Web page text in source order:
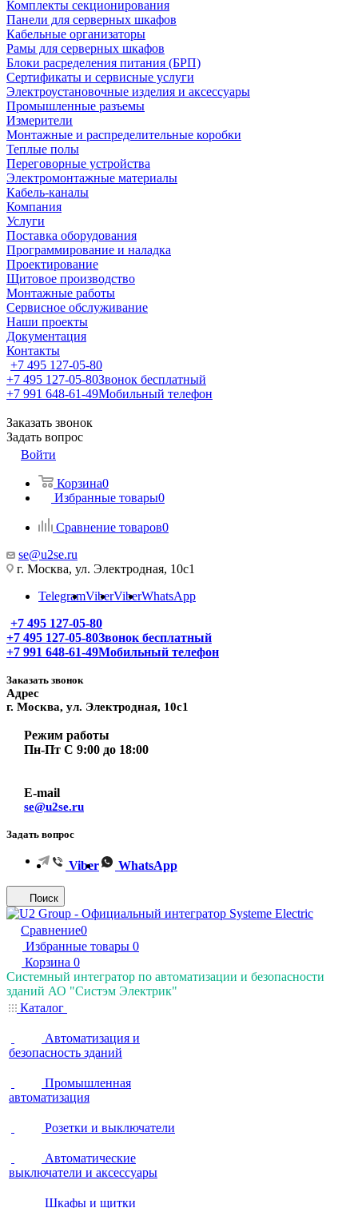
Комплекты секционирования
Панели для серверных шкафов
Кабельные организаторы
Рамы для серверных шкафов
Блоки расределения питания (БРП)
Сертификаты и сервисные услуги
Электроустановочные изделия и аксессуары
Промышленные разъемы
Измерители
Монтажные и распределительные коробки
Теплые полы
Переговорные устройства
Электромонтажные материалы
Кабель-каналы
Компания
Услуги
Поставка оборудования
Программирование и наладка
Проектирование
Щитовое производство
Монтажные работы
Сервисное обслуживание
Наши проекты
Документация
Контакты
+7 495 127-05-80
+7 495 127-05-80Звонок бесплатный
+7 991 648-61-49Мобильный телефон
Заказать звонок
Задать вопрос
Войти
Корзина0
Избранные товары0
Сравнение товаров0
se@u2se.ru
г. Москва, ул. Электродная, 10с1
TelegramViberViberWhatsApp
+7 495 127-05-80
+7 495 127-05-80Звонок бесплатный
+7 991 648-61-49Мобильный телефон
Заказать звонок
Адрес
г. Москва, ул. Электродная, 10с1
Режим работы
Пн-Пт С 9:00 до 18:00
E-mail
se@u2se.ru
Задать вопрос
Viber WhatsApp
Поиск
Сравнение0
Избранные товары 0
Корзина 0
Системный интегратор по автоматизации и безопасности
зданий АО "Систэм Электрик"
Каталог
Автоматизация и
безопасность зданий
Промышленная
автоматизация
Розетки и выключатели
Автоматические
выключатели и аксессуары
Шкафы и щитки